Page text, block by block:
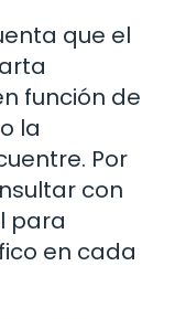
que el
función de
la
Por
con
para
en cada